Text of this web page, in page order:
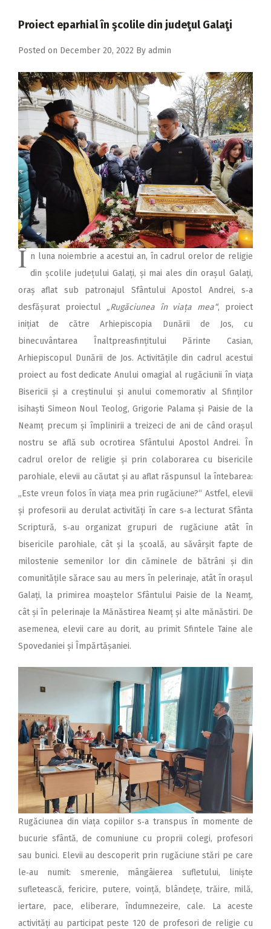
2017
2016
2015
2014
2013
2012
2011
2010
2009
Proiect eparhial în şcolile din judeţul Galaţi
Posted on December 20, 2022 By admin
Î n luna noiembrie a acestui an, în cadrul orelor de religie
din școlile județului Galați, și mai ales din orașul Galați,
oraș aflat sub patronajul Sfântului Apostol Andrei, s‑a
desfășurat proiectul „Rugăciunea în viața mea“, proiect
inițiat de către Arhiepiscopia Dunării de Jos, cu
binecuvântarea Înaltpreasfințitului Părinte Casian,
Arhiepiscopul Dunării de Jos. Activitățile din cadrul acestui
proiect au fost dedicate Anului omagial al rugăciunii în viața
Bisericii și a creștinului și anului comemorativ al Sfinților
isihaști Simeon Noul Teolog, Grigorie Palama și Paisie de la
Neamț precum și împlinirii a treizeci de ani de când orașul
nostru se află sub ocrotirea Sfântului Apostol Andrei. În
cadrul orelor de religie și prin colaborarea cu bisericile
parohiale, elevii au căutat și au aflat răspunsul la întebarea:
„Este vreun folos în viața mea prin rugăciune?“ Astfel, elevii
și profesorii au derulat activități în care s‑a lecturat Sfânta
Scriptură, s‑au organizat grupuri de rugăciune atât în
bisericile parohiale, cât și la școală, au săvârșit fapte de
milostenie semenilor lor din căminele de bătrâni și din
comunitățile sărace sau au mers în pelerinaje, atât în orașul
Galați, la primirea moaștelor Sfântului Paisie de la Neamț,
cât și în pelerinaje la Mănăstirea Neamț și alte mănăstiri. De
asemenea, elevii care au dorit, au primit Sfintele Taine ale
Spovedaniei și Împărtășaniei.
Rugăciunea din viața copiilor s‑a transpus în momente de
bucurie sfântă, de comuniune cu proprii colegi, profesori
sau bunici. Elevii au descoperit prin rugăciune stări pe care
le‑au numit: smerenie, mângâierea sufletului, liniște
sufletească, fericire, putere, voință, blândețe, trăire, milă,
iertare, pace, eliberare, îndumnezeire, cale. La aceste
activități au participat peste 120 de profesori de religie cu